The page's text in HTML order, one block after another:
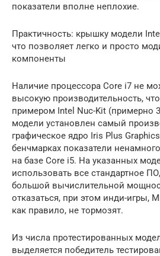
показатели вполне неплохие.
Практичность: крышку модели
что позволяет легко и просто
компоненты
Наличие процессора Core i7 не
высокую производительность,
примером Intel Nuc-Kit (примерно
модели установлен самый
графическое ядро Iris Plus
бенчмарках показатели
на базе Core i5. На указанных
использовать все стандартное
большой вычислительной
отказаться, при этом инди-игры,
как правило, не тормозят.
Из числа протестированных
выделяется победитель